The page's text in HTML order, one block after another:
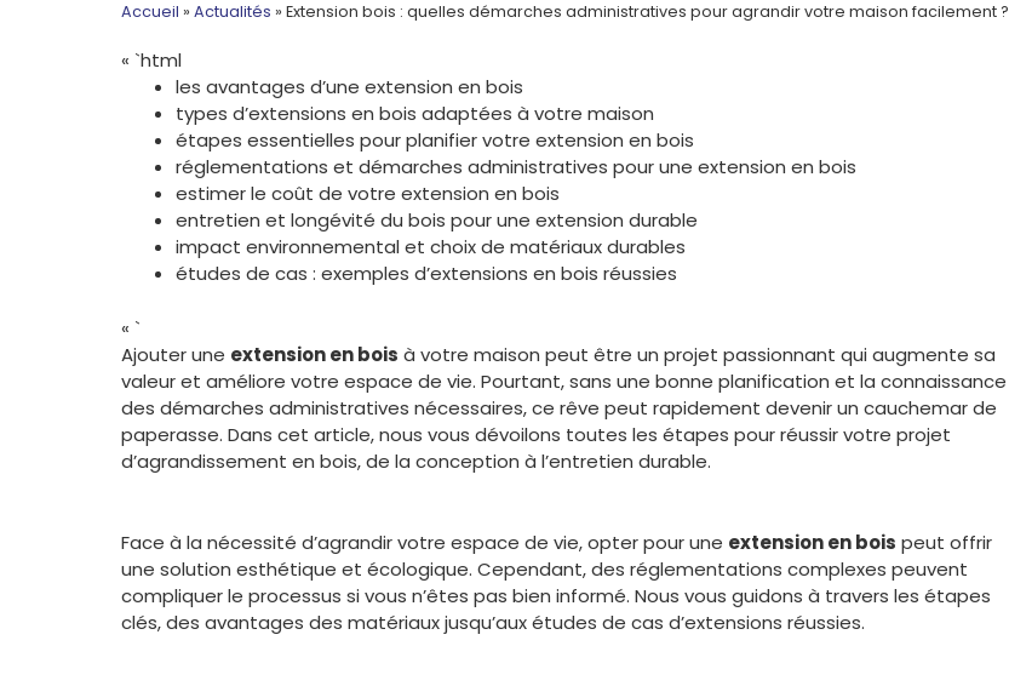
Accueil » Actualités » Extension bois : quelles démarches administratives pour agrandir votre maison facilement ?
« `html
les avantages d’une extension en bois
types d’extensions en bois adaptées à votre maison
étapes essentielles pour planifier votre extension en bois
réglementations et démarches administratives pour une extension en bois
estimer le coût de votre extension en bois
entretien et longévité du bois pour une extension durable
impact environnemental et choix de matériaux durables
études de cas : exemples d’extensions en bois réussies
« `
Ajouter une extension en bois à votre maison peut être un projet passionnant qui augmente sa
valeur et améliore votre espace de vie. Pourtant, sans une bonne planification et la connaissance
des démarches administratives nécessaires, ce rêve peut rapidement devenir un cauchemar de
paperasse. Dans cet article, nous vous dévoilons toutes les étapes pour réussir votre projet
d’agrandissement en bois, de la conception à l’entretien durable.
Face à la nécessité d’agrandir votre espace de vie, opter pour une extension en bois peut offrir
une solution esthétique et écologique. Cependant, des réglementations complexes peuvent
compliquer le processus si vous n’êtes pas bien informé. Nous vous guidons à travers les étapes
clés, des avantages des matériaux jusqu’aux études de cas d’extensions réussies.